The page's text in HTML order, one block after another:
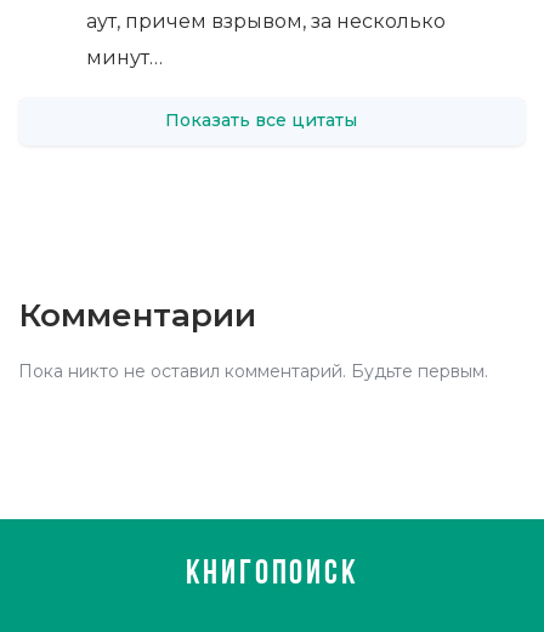
аут, причем взрывом, за несколько
минут…
Показать все цитаты
Комментарии
Пока никто не оставил комментарий. Будьте первым.
КНИГОПОИСК